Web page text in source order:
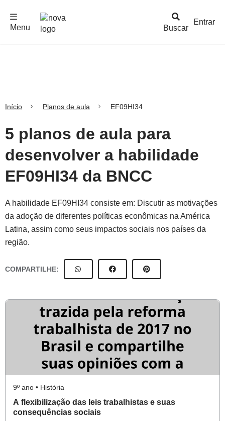
Buscar
Menu
Entrar
Início Planos de aula EF09HI34
5 planos de aula para
desenvolver a habilidade
EF09HI34 da BNCC
A habilidade EF09HI34 consiste em: Discutir as motivações
da adoção de diferentes políticas econômicas na América
Latina, assim como seus impactos sociais nos países da
região.
COMPARTILHE:
9º ano • História
A flexibilização das leis trabalhistas e suas
consequências sociais